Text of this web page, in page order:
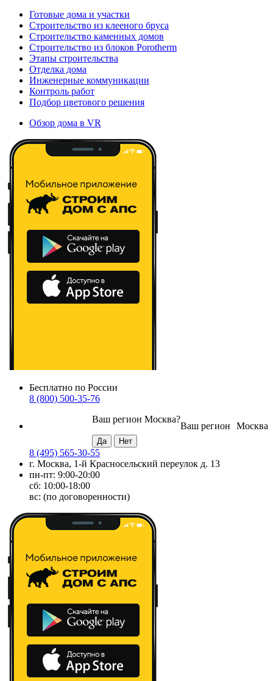
Готовые дома и участки
Строительство из клееного бруса
Строительство каменных домов
Строительство из блоков Porotherm
Этапы строительства
Отделка дома
Инженерные коммуникации
Контроль работ
Подбор цветового решения
Обзор дома в VR
Бесплатно по России
8 (800) 500-35-76
Москва
Ваш регион
Ваш регион Москва?
8 (495) 565-30-55
г. Москва, 1-й Красносельский переулок д. 13
пн-пт: 9:00-20:00
сб: 10:00-18:00
вс: (по договоренности)